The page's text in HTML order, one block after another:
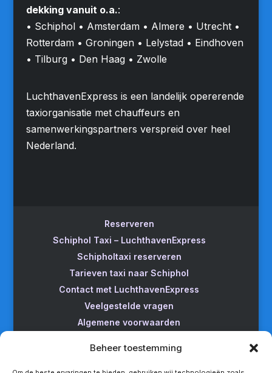
Beheer toestemming
dekking vanuit o.a.:
• Schiphol • Amsterdam • Almere • Utrecht •
Rotterdam • Groningen • Lelystad • Eindhoven
• Tilburg • Den Haag • Zwolle
LuchthavenExpress is een landelijk opererende
taxiorganisatie met chauffeurs en
samenwerkingspartners verspreid over heel
Nederland.
Reserveren
Schiphol Taxi – LuchthavenExpress
Schipholtaxi reserveren
Tarieven taxi naar Schiphol
Contact met LuchthavenExpress
Veelgestelde vragen
Algemene voorwaarden